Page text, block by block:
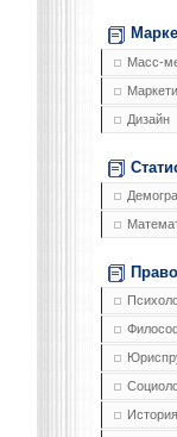
Масс-
Дизайн
История